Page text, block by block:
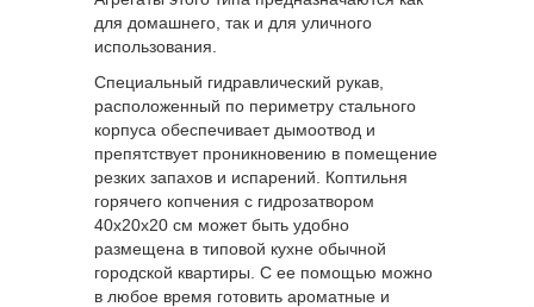
для домашнего, так и для уличного
использования.
Специальный гидравлический рукав,
расположенный по периметру стального
корпуса обеспечивает дымоотвод и
препятствует проникновению в помещение
резких запахов и испарений. Коптильня
горячего копчения с гидрозатвором
40х20х20 см может быть удобно
размещена в типовой кухне обычной
городской квартиры. С ее помощью можно
в любое время готовить ароматные и